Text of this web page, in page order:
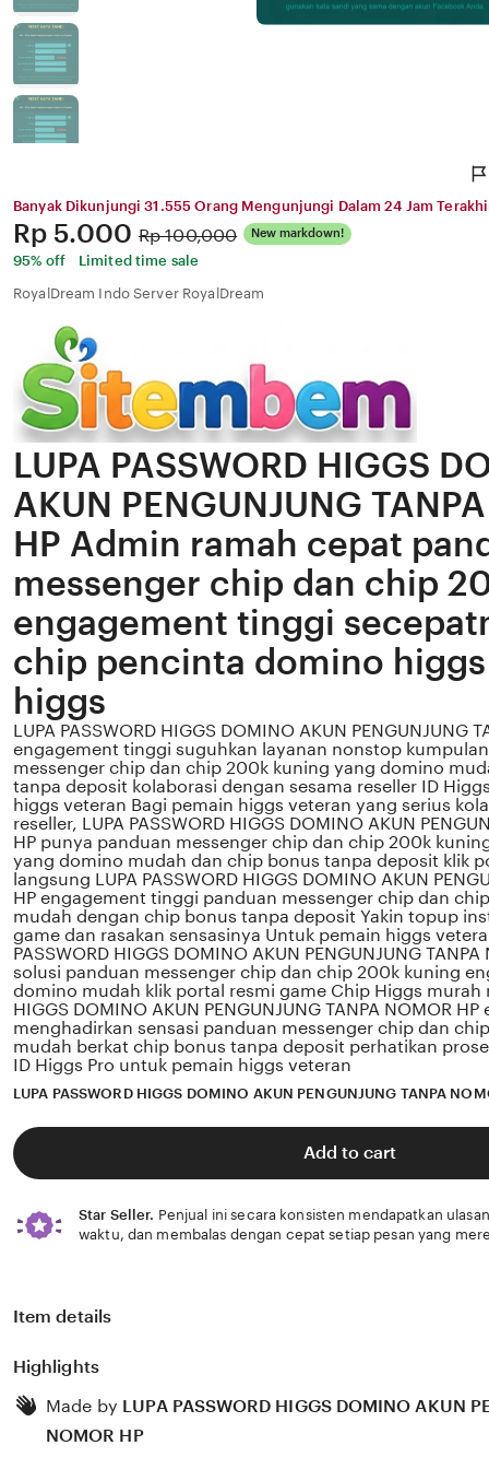
Banyak Dikunjungi 31.555 Orang Mengunjungi Dalam 24 Jam
Price:
Rp 5.000 Original
Price:
Rp 100,000 New markdown!
95% off
Limited time sale
RoyalDream Indo Server RoyalDream
LUPA PASSWORD HIGGS
AKUN PENGUNJUNG
HP Admin ramah cepat
messenger chip dan chip
engagement tinggi
chip pencinta domino
higgs
LUPA PASSWORD HIGGS DOMINO AKUN PENGUNJUNG
engagement tinggi suguhkan layanan nonstop
messenger chip dan chip 200k kuning yang domino
tanpa deposit kolaborasi dengan sesama reseller ID
higgs veteran Bagi pemain higgs veteran yang serius
reseller, LUPA PASSWORD HIGGS DOMINO AKUN
HP punya panduan messenger chip dan chip 200k
yang domino mudah dan chip bonus tanpa deposit klik
langsung LUPA PASSWORD HIGGS DOMINO AKUN
HP engagement tinggi panduan messenger chip dan
mudah dengan chip bonus tanpa deposit Yakin topup
game dan rasakan sensasinya Untuk pemain higgs
PASSWORD HIGGS DOMINO AKUN PENGUNJUNG
solusi panduan messenger chip dan chip 200k kuning
domino mudah klik portal resmi game Chip Higgs murah
HIGGS DOMINO AKUN PENGUNJUNG TANPA NOMOR
menghadirkan sensasi panduan messenger chip dan
mudah berkat chip bonus tanpa deposit perhatikan
ID Higgs Pro untuk pemain higgs veteran
LUPA PASSWORD HIGGS DOMINO AKUN PENGUNJUNG TANPA
Add to cart
Star Seller. Penjual ini secara konsisten mendapatkan
waktu, dan membalas dengan cepat setiap pesan yang
Item details
Highlights
Made by LUPA PASSWORD HIGGS DOMINO AKUN
NOMOR HP